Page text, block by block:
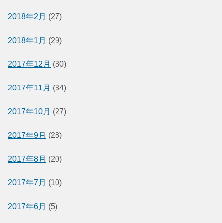
2018年2月 (27)
2018年1月 (29)
2017年12月 (30)
2017年11月 (34)
2017年10月 (27)
2017年9月 (28)
2017年8月 (20)
2017年7月 (10)
2017年6月 (5)